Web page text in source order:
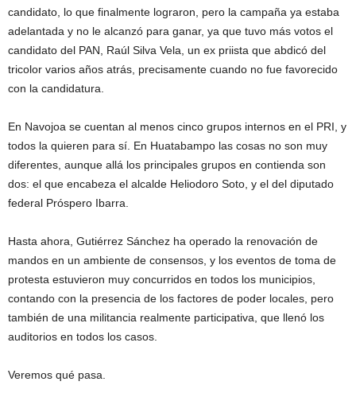
candidato, lo que finalmente lograron, pero la campaña ya estaba
adelantada y no le alcanzó para ganar, ya que tuvo más votos el
candidato del PAN, Raúl Silva Vela, un ex priista que abdicó del
tricolor varios años atrás, precisamente cuando no fue favorecido
con la candidatura.
En Navojoa se cuentan al menos cinco grupos internos en el PRI, y
todos la quieren para sí. En Huatabampo las cosas no son muy
diferentes, aunque allá los principales grupos en contienda son
dos: el que encabeza el alcalde Heliodoro Soto, y el del diputado
federal Próspero Ibarra.
Hasta ahora, Gutiérrez Sánchez ha operado la renovación de
mandos en un ambiente de consensos, y los eventos de toma de
protesta estuvieron muy concurridos en todos los municipios,
contando con la presencia de los factores de poder locales, pero
también de una militancia realmente participativa, que llenó los
auditorios en todos los casos.
Veremos qué pasa.